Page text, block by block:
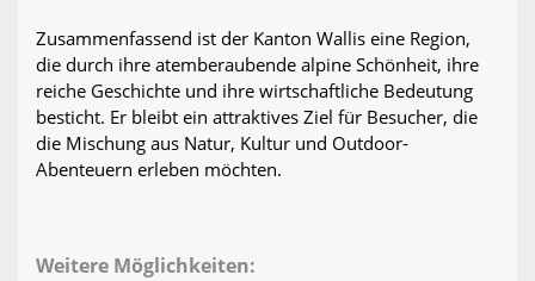
Zusammenfassend ist der Kanton Wallis eine Region,
die durch ihre atemberaubende alpine Schönheit, ihre
reiche Geschichte und ihre wirtschaftliche Bedeutung
besticht. Er bleibt ein attraktives Ziel für Besucher, die
die Mischung aus Natur, Kultur und Outdoor-
Abenteuern erleben möchten.
Weitere Möglichkeiten: